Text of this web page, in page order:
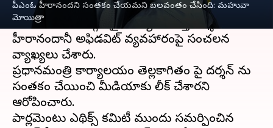
పీఎంఓ హీరానందని సంతకం చేయమని బలవంతం చేసింది: మహువా
మోయిత్రా
తృణమూల్ కాంగ్రెస్ఎంపీమహువా మోయిత్రా
మీడియాలో బహిర్గతమైన వ్యాపారవేత్త దర్శన్
హీరానందానీ అఫిడవిట్‌ వ్యవహారంపై సంచలన
వ్యాఖ్యలు చేశారు.
ప్రధానమంత్రి కార్యాలయం తెల్లకాగితం పై దర్శన్ ను
సంతకం చేయించి మీడియాకు లీక్ చేశారని
ఆరోపించారు.
పార్లమెంటు ఎథిక్స్ కమిటీ ముందు సమర్పించిన